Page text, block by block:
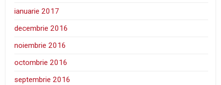
ianuarie 2017
decembrie 2016
noiembrie 2016
octombrie 2016
septembrie 2016